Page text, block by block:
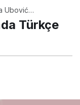
Kurtarıldı
Ubović
Türkçe
BaşladıTürkçe